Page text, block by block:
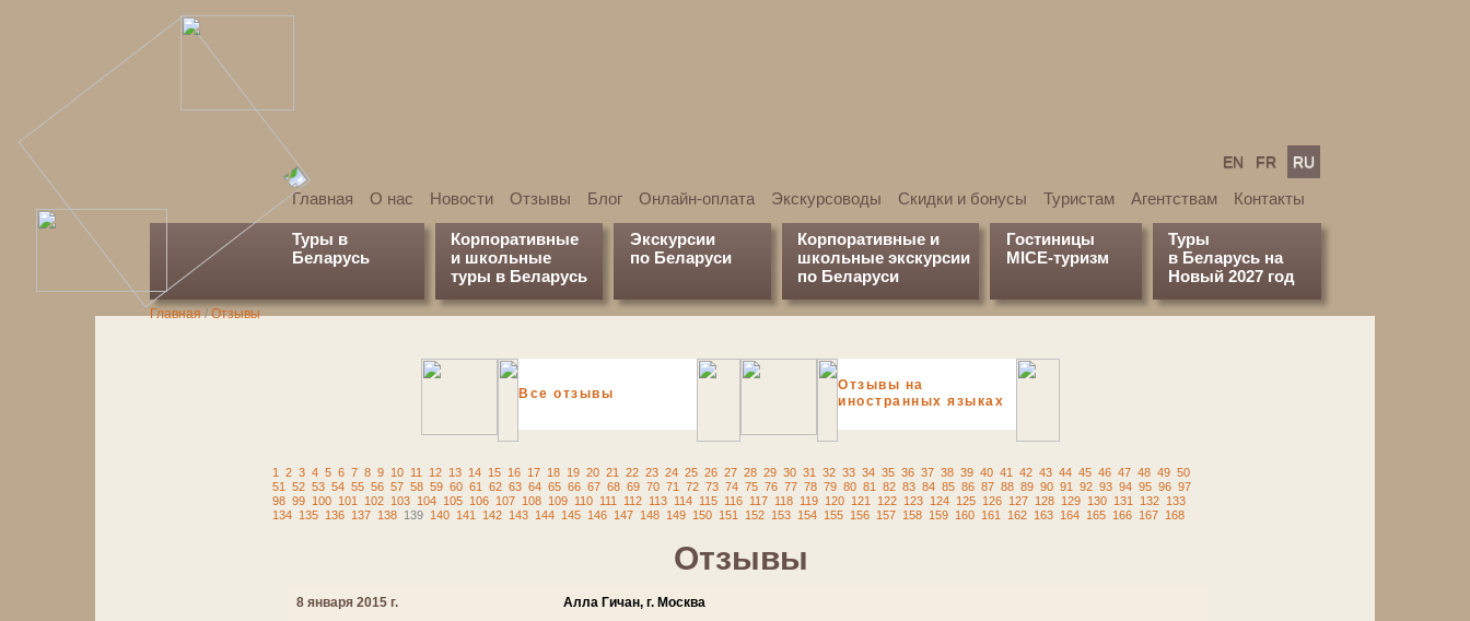
EN FR RU
Главная О нас Новости Отзывы Блог Онлайн-оплата Экскурсоводы Скидки и бонусы Туристам Агентствам Контакты
Туры в
Беларусь
Корпоративные
и школьные
туры в Беларусь
Экскурсии
по Беларуси
Корпоративные и
школьные экскурсии
по Беларуси
Гостиницы
MICE-туризм
Туры
в Беларусь на
Новый 2027 год
Главная/Отзывы
Все отзывы
Отзывы на
иностранных языках
1 2 3 4 5 6 7 8 9 10 11 12 13 14 15 16 17 18 19 20 21 22 23 24 25 26 27 28 29 30 31 32 33 34 35 36 37 38 39 40 41 42 43 44 45 46 47 48 49 50
51
52 53 54 55 56 57 58 59 60 61 62 63 64 65 66 67 68 69 70 71 72 73 74 75 76 77 78 79 80 81 82 83 84 85 86 87 88 89 90 91 92 93 94 95 96 97
98 99 100 101 102 103 104 105 106 107 108 109 110 111 112 113 114 115 116 117 118 119 120 121 122 123 124 125 126 127 128 129 130 131 132 133
134 135 136 137 138 139 140 141 142 143 144 145 146 147 148 149 150 151 152 153 154 155 156 157 158 159 160 161 162 163 164 165 166 167 168
Отзывы
8 января 2015 г. Алла Гичан, г. Москва